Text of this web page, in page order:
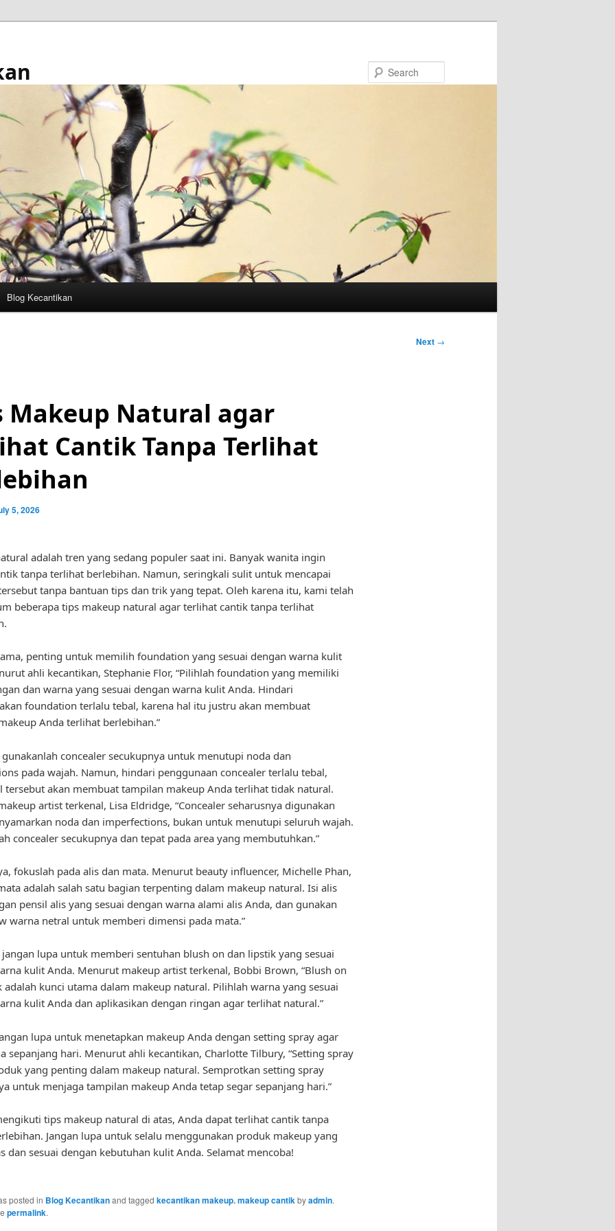
Blog Kecantikan
Next →
Makeup Natural agar
Cantik Tanpa Terlihat
5, 2026
adalah tren yang sedang populer saat ini. Banyak wanita ingin
tanpa terlihat berlebihan. Namun, seringkali sulit untuk mencapai
tanpa bantuan tips dan trik yang tepat. Oleh karena itu, kami telah
beberapa tips makeup natural agar terlihat cantik tanpa terlihat
penting untuk memilih foundation yang sesuai dengan warna kulit
ahli kecantikan, Stephanie Flor, “Pilihlah foundation yang memiliki
dan warna yang sesuai dengan warna kulit Anda. Hindari
foundation terlalu tebal, karena hal itu justru akan membuat
Anda terlihat berlebihan.”
concealer secukupnya untuk menutupi noda dan
pada wajah. Namun, hindari penggunaan concealer terlalu tebal,
tersebut akan membuat tampilan makeup Anda terlihat tidak natural.
artist terkenal, Lisa Eldridge, “Concealer seharusnya digunakan
noda dan imperfections, bukan untuk menutupi seluruh wajah.
concealer secukupnya dan tepat pada area yang membutuhkan.”
fokuslah pada alis dan mata. Menurut beauty influencer, Michelle Phan,
adalah salah satu bagian terpenting dalam makeup natural. Isi alis
pensil alis yang sesuai dengan warna alami alis Anda, dan gunakan
warna netral untuk memberi dimensi pada mata.”
jangan lupa untuk memberi sentuhan blush on dan lipstik yang sesuai
kulit Anda. Menurut makeup artist terkenal, Bobbi Brown, “Blush on
adalah kunci utama dalam makeup natural. Pilihlah warna yang sesuai
kulit Anda dan aplikasikan dengan ringan agar terlihat natural.”
lupa untuk menetapkan makeup Anda dengan setting spray agar
sepanjang hari. Menurut ahli kecantikan, Charlotte Tilbury, “Setting spray
yang penting dalam makeup natural. Semprotkan setting spray
untuk menjaga tampilan makeup Anda tetap segar sepanjang hari.”
tips makeup natural di atas, Anda dapat terlihat cantik tanpa
Jangan lupa untuk selalu menggunakan produk makeup yang
dan sesuai dengan kebutuhan kulit Anda. Selamat mencoba!
posted in Blog Kecantikanand tagged kecantikan makeup. makeup cantik byadmin.
permalink.